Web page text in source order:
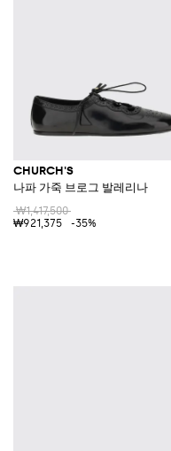
CHURCH'S
나파 가죽 브로그 발레리나
₩1,417,500
₩921,375
-35%